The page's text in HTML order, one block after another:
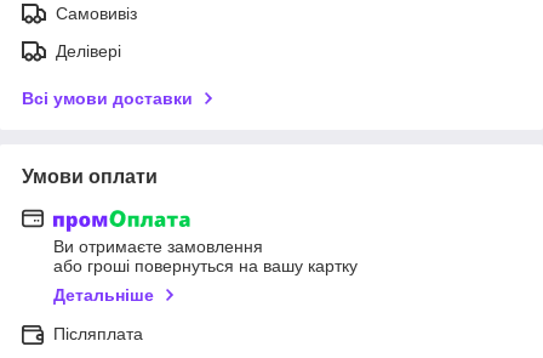
Самовивіз
Делівері
Всі умови доставки
Умови оплати
Ви отримаєте замовлення
або гроші повернуться на вашу картку
Детальніше
Післяплата